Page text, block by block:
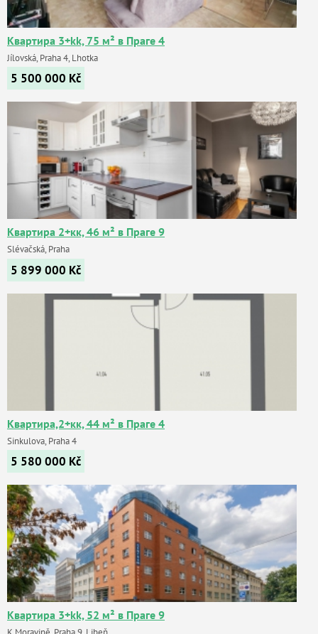
Квартира 3+kk, 75 м² в Праге 4
Jílovská, Praha 4, Lhotka
5 500 000 Kč
Квартира 2+кк, 46 м² в Праге 9
Slévačská, Praha
5 899 000 Kč
Квартира,2+кк, 44 м² в Праге 4
Sinkulova, Praha 4
5 580 000 Kč
Квартира 3+kk, 52 м² в Праге 9